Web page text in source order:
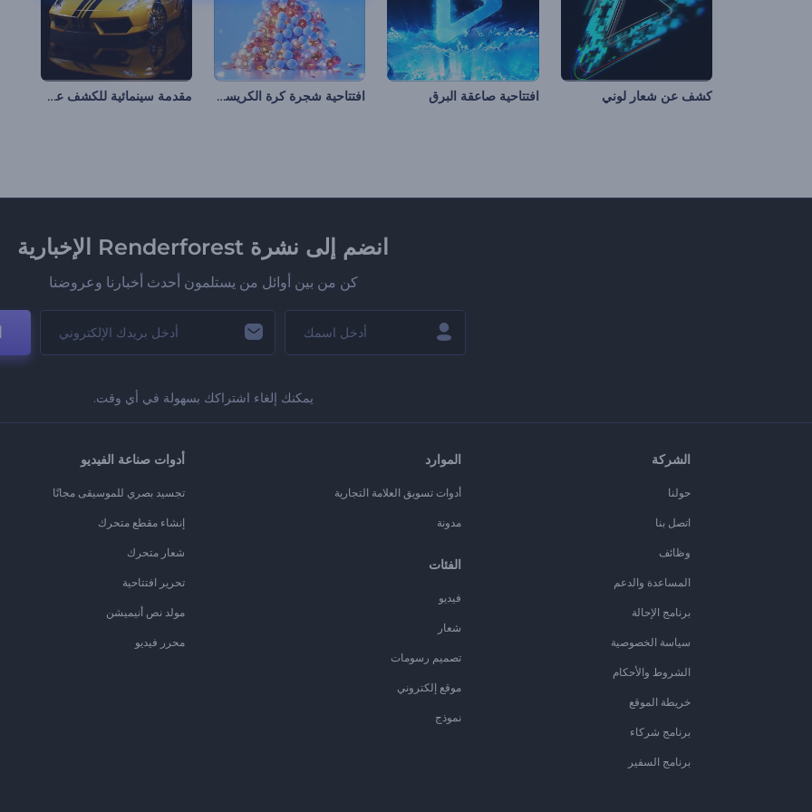
كشف عن شعار لوني افتتاحية صاعقة البرق افتتاحية شجرة كرة الكريسماس مقدمة سينمائية للكشف عن سيارة
انضم إلى نشرة Renderforest الإخبارية
كن من بين أوائل من يستلمون أحدث أخبارنا وعروضنا
يمكنك إلغاء اشتراكك بسهولة في أي وقت.
الشركة
حولنا
اتصل بنا
وظائف
المساعدة والدعم
برنامج الإحالة
سياسة الخصوصية
الشروط والأحكام
خريطة الموقع
برنامج شركاء
برنامج السفير
الموارد
أدوات تسويق العلامة التجارية
مدونة
الفئات
فيديو
شعار
تصميم رسومات
موقع إلكتروني
نموذج
أدوات صناعة الفيديو
تجسيد بصري للموسيقى مجانًا
إنشاء مقطع متحرك
شعار متحرك
تحرير افتتاحية
مولد نص أنيميشن
محرر فيديو